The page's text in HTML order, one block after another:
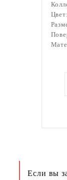
Цвет:
Если вы